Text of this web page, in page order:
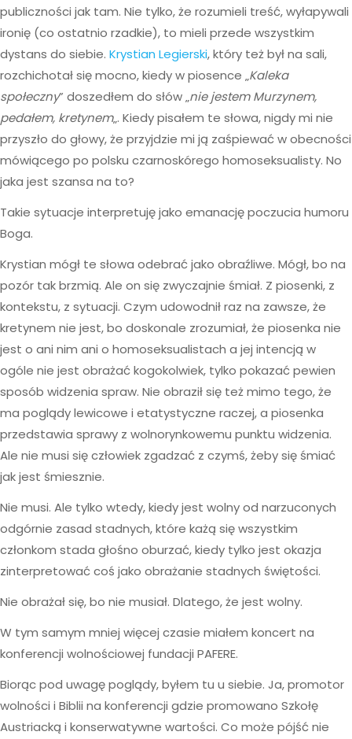
publiczności jak tam. Nie tylko, że rozumieli treść, wyłapywali
ironię (co ostatnio rzadkie), to mieli przede wszystkim
dystans do siebie. Krystian Legierski, który też był na sali,
rozchichotał się mocno, kiedy w piosence „Kaleka
społeczny” doszedłem do słów „nie jestem Murzynem,
pedałem, kretynem„. Kiedy pisałem te słowa, nigdy mi nie
przyszło do głowy, że przyjdzie mi ją zaśpiewać w obecności
mówiącego po polsku czarnoskórego homoseksualisty. No
jaka jest szansa na to?
Takie sytuacje interpretuję jako emanację poczucia humoru
Boga.
Krystian mógł te słowa odebrać jako obraźliwe. Mógł, bo na
pozór tak brzmią. Ale on się zwyczajnie śmiał. Z piosenki, z
kontekstu, z sytuacji. Czym udowodnił raz na zawsze, że
kretynem nie jest, bo doskonale zrozumiał, że piosenka nie
jest o ani nim ani o homoseksualistach a jej intencją w
ogóle nie jest obrażać kogokolwiek, tylko pokazać pewien
sposób widzenia spraw. Nie obraził się też mimo tego, że
ma poglądy lewicowe i etatystyczne raczej, a piosenka
przedstawia sprawy z wolnorynkowemu punktu widzenia.
Ale nie musi się człowiek zgadzać z czymś, żeby się śmiać
jak jest śmiesznie.
Nie musi. Ale tylko wtedy, kiedy jest wolny od narzuconych
odgórnie zasad stadnych, które każą się wszystkim
członkom stada głośno oburzać, kiedy tylko jest okazja
zinterpretować coś jako obrażanie stadnych świętości.
Nie obrażał się, bo nie musiał. Dlatego, że jest wolny.
W tym samym mniej więcej czasie miałem koncert na
konferencji wolnościowej fundacji PAFERE.
Biorąc pod uwagę poglądy, byłem tu u siebie. Ja, promotor
wolności i Biblii na konferencji gdzie promowano Szkołę
Austriacką i konserwatywne wartości. Co może pójść nie